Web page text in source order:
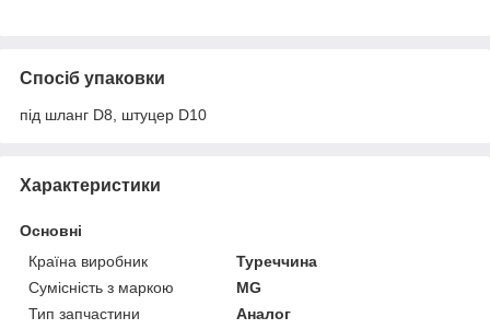
Спосіб упаковки
під шланг D8, штуцер D10
Характеристики
Основні
Країна виробник
Туреччина
Сумісність з маркою
MG
Тип запчастини
Аналог